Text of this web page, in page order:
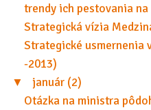
trendy ich pestovania
Strategická vízia
Strategické usmernenia
-2013)
▼
január (2)
Otázka na ministra